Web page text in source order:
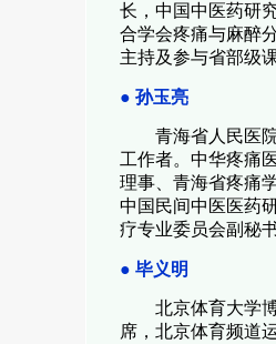
长，中国中医药研
合学会疼痛与麻醉
主持及参与省部级
● 孙玉亮
青海省人民医
工作者。中华疼痛
理事、青海省疼痛
中国民间中医医药
疗专业委员会副秘书
● 毕义明
北京体育大学
席，北京体育频道